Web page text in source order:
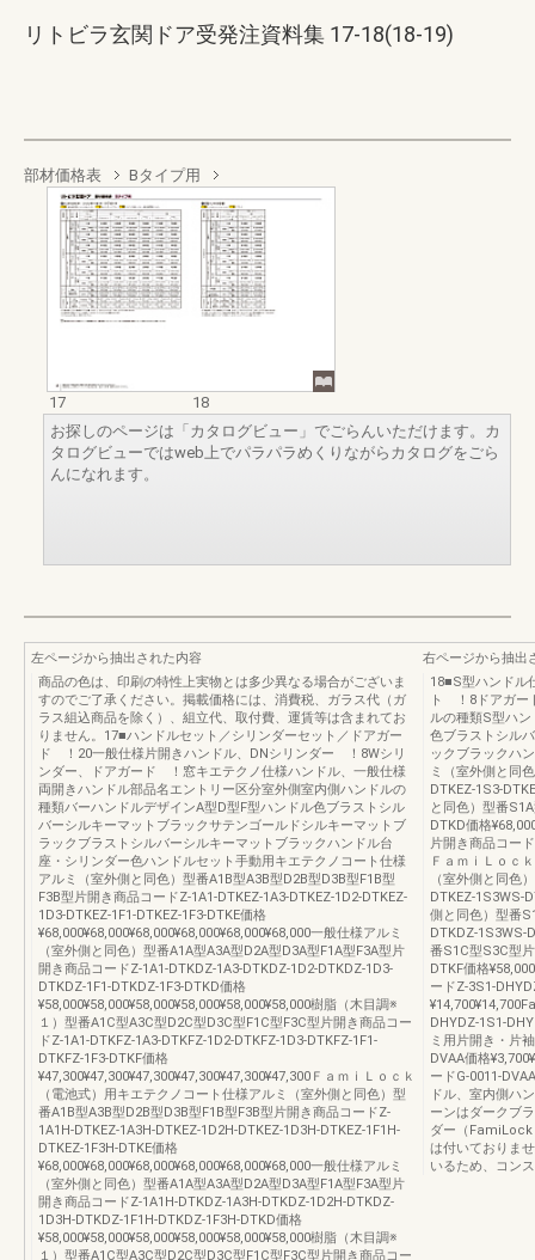
リトビラ玄関ドア受発注資料集 17-18(18-19)
部材価格表 Bタイプ用
17
18
お探しのページは「カタログビュー」でごらんいただけます。カ
タログビューではweb上でパラパラめくりながらカタログをごら
んになれます。
左ページから抽出された内容
商品の色は、印刷の特性上実物とは多少異なる場合がございま
すのでご了承ください。掲載価格には、消費税、ガラス代（ガ
ラス組込商品を除く）、組立代、取付費、運賃等は含まれてお
りません。17■ハンドルセット／シリンダーセット／ドアガー
ド ！20一般仕様片開きハンドル、DNシリンダー ！8Wシリ
ンダー、ドアガード ！窓キエテクノ仕様ハンドル、一般仕様
両開きハンドル部品名エントリー区分室外側室内側ハンドルの
種類バーハンドルデザインA型D型F型ハンドル色ブラストシル
バーシルキーマットブラックサテンゴールドシルキーマットブ
ラックブラストシルバーシルキーマットブラックハンドル台
座・シリンダー色ハンドルセット手動用キエテクノコート仕様
アルミ（室外側と同色）型番A1B型A3B型D2B型D3B型F1B型
F3B型片開き商品コードZ-1A1-DTKEZ-1A3-DTKEZ-1D2-DTKEZ-
1D3-DTKEZ-1F1-DTKEZ-1F3-DTKE価格
¥68,000¥68,000¥68,000¥68,000¥68,000¥68,000一般仕様アルミ
（室外側と同色）型番A1A型A3A型D2A型D3A型F1A型F3A型片
開き商品コードZ-1A1-DTKDZ-1A3-DTKDZ-1D2-DTKDZ-1D3-
DTKDZ-1F1-DTKDZ-1F3-DTKD価格
¥58,000¥58,000¥58,000¥58,000¥58,000¥58,000樹脂（木目調※
１）型番A1C型A3C型D2C型D3C型F1C型F3C型片開き商品コー
ドZ-1A1-DTKFZ-1A3-DTKFZ-1D2-DTKFZ-1D3-DTKFZ-1F1-
DTKFZ-1F3-DTKF価格
¥47,300¥47,300¥47,300¥47,300¥47,300¥47,300ＦａｍｉＬｏｃｋ
（電池式）用キエテクノコート仕様アルミ（室外側と同色）型
番A1B型A3B型D2B型D3B型F1B型F3B型片開き商品コードZ-
1A1H-DTKEZ-1A3H-DTKEZ-1D2H-DTKEZ-1D3H-DTKEZ-1F1H-
DTKEZ-1F3H-DTKE価格
¥68,000¥68,000¥68,000¥68,000¥68,000¥68,000一般仕様アルミ
（室外側と同色）型番A1A型A3A型D2A型D3A型F1A型F3A型片
開き商品コードZ-1A1H-DTKDZ-1A3H-DTKDZ-1D2H-DTKDZ-
1D3H-DTKDZ-1F1H-DTKDZ-1F3H-DTKD価格
¥58,000¥58,000¥58,000¥58,000¥58,000¥58,000樹脂（木目調※
１）型番A1C型A3C型D2C型D3C型F1C型F3C型片開き商品コー
右ページから抽出
18■S型ハンドル
ト ！8ドアガー
ルの種類S型ハ
色ブラストシル
ックブラックハ
ミ（室外側と同
DTKEZ-1S3-
と同色）型番
DTKD価格
片開き商品コー
ＦａｍｉＬｏｃ
（室外側と同色
DTKEZ-1S3WS-
側と同色）型番
DTKDZ-1S3WS-
番S1C型S3C型
DTKF価格
ードZ-3S1-
DHYDZ-1S1-
ミ用片開き・片
DVAA価格
ードG-0011-
ドル、室内側ハ
ーンはダークブ
ダー（FamiLock
は付いておりま
いるため、コン